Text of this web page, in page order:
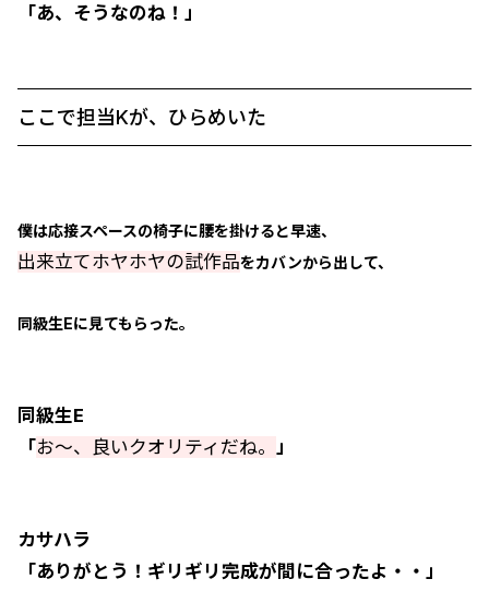
「あ、そうなのね！」
ここで担当Kが、ひらめいた
僕は応接スペースの椅子に腰を掛けると早速、
出来立てホヤホヤの試作品をカバンから出して、
同級生Eに見てもらった。
同級生E
「お～、良いクオリティだね。 」
カサハラ
「ありがとう！ギリギリ完成が間に合ったよ・・」